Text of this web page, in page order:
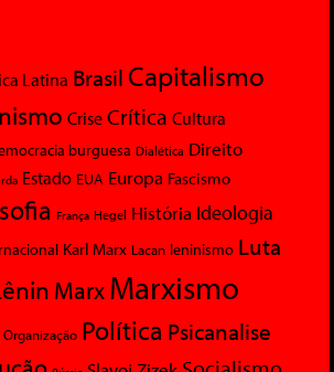
Latina Brasil Capitalismo
Crise Crítica Cultura
burguesa Dialética Direito
Estado EUA Europa Fascismo
França Hegel História Ideologia
Karl Marx Lacan leninismo Luta
MarxMarxismo
Organização Política Psicanalise